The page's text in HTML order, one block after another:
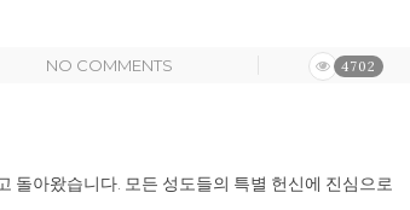
NO COMMENTS 4702
돌아왔습니다 모든 성도들의 특별 헌신에 진심으로